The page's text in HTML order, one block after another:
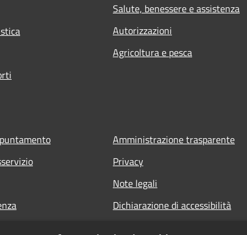
Salute, benessere e assistenza
Autorizzazioni
Agricoltura e pesca
Amministrazione trasparente
Privacy
Note legali
Dichiarazione di accessibilità